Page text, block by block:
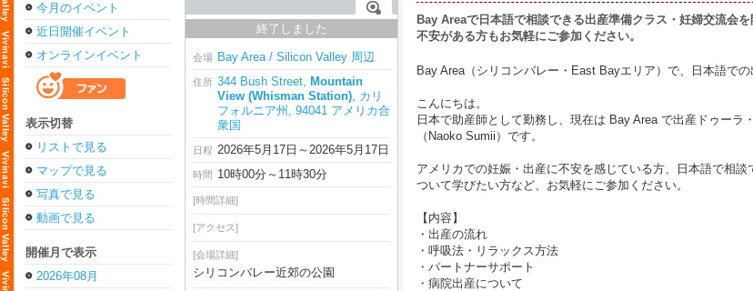
今月のイベント
近日開催イベント
オンラインイベント
表示切替
リストで見る
マップで見る
写真で見る
動画で見る
開催月で表示
2026年08月
終了しました
会場 Bay Area / Silicon Valley 周辺
住所 344 Bush Street, Mountain
View (Whisman Station), カリ
フォルニア州, 94041 アメリカ合
衆国
日程 2026年5月17日～2026年5月17日
時間 10時00分～11時30分
[時間詳細]
[アクセス]
[会場詳細]
シリコンバレー近郊の公園
Bay Areaで日本語で相談できる出産準備クラス・妊婦交流会
不安がある方もお気軽にご参加ください。
Bay Area（シリコンバレー・East Bayエリア）で、日本語で
こんにちは。
日本で助産師として勤務し、現在は Bay Area で出産ドゥー
（Naoko Sumii）です。
アメリカでの妊娠・出産に不安を感じている方、日本語で相
ついて学びたい方など、お気軽にご参加ください。
【内容】
・出産の流れ
・呼吸法・リラックス方法
・パートナーサポート
・病院出産について